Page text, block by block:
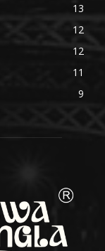
13
12
12
11
9